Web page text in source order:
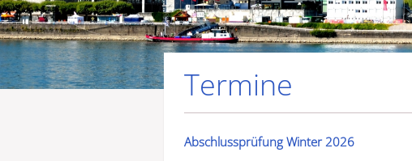
Termine
Abschlussprüfung Winter 2026